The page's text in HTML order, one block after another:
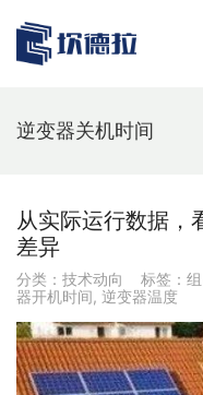
逆变器关机时间
从实际运行数据，
差异
分类： 技术动向 标签：
器开机时间, 逆变器温度